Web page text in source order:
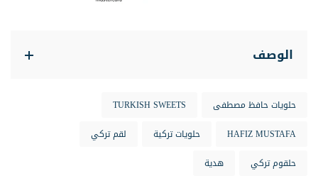
الوصف
حلويات حافظ مصطفى
TURKISH SWEETS
HAFIZ MUSTAFA
حلويات تركية
لقم تركي
حلقوم تركي
هدية